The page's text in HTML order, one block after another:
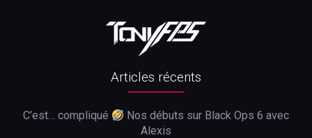
Articles récents
C’est… compliqué
Nos débuts sur Black Ops 6 avec
Alexis